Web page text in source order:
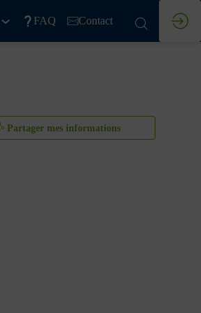
FAQ Contact
Partager mes informations